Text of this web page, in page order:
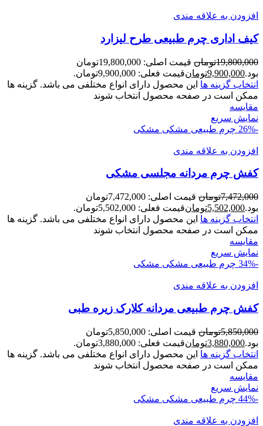
افزودن به علاقه مندی
کیف اداری چرم طبیعی طرح لیزارد
19,800,000تومان
قیمت اصلی: 19,800,000تومان
بود.9,900,000تومانقیمت فعلی: 9,900,000تومان.
انتخاب گزینه ها این محصول دارای انواع مختلفی می باشد. گزینه ها
ممکن است در صفحه محصول انتخاب شوند
مقايسه
نمایش سریع
-26%
چرم طبیعی مشکی مشکی
افزودن به علاقه مندی
کفش چرم مردانه مجلسی مشکی
7,472,000تومان
قیمت اصلی: 7,472,000تومان
بود.5,502,000تومانقیمت فعلی: 5,502,000تومان.
انتخاب گزینه ها این محصول دارای انواع مختلفی می باشد. گزینه ها
ممکن است در صفحه محصول انتخاب شوند
مقايسه
نمایش سریع
-34%
چرم طبیعی مشکی مشکی
افزودن به علاقه مندی
کفش چرم طبیعی مردانه کلارک زیره طبی
5,850,000تومان
قیمت اصلی: 5,850,000تومان
بود.3,880,000تومانقیمت فعلی: 3,880,000تومان.
انتخاب گزینه ها این محصول دارای انواع مختلفی می باشد. گزینه ها
ممکن است در صفحه محصول انتخاب شوند
مقايسه
نمایش سریع
-44%
چرم طبیعی مشکی مشکی
افزودن به علاقه مندی